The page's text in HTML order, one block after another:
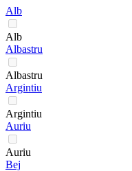
Alb
Alb
Albastru
Albastru
Argintiu
Argintiu
Auriu
Auriu
Bej